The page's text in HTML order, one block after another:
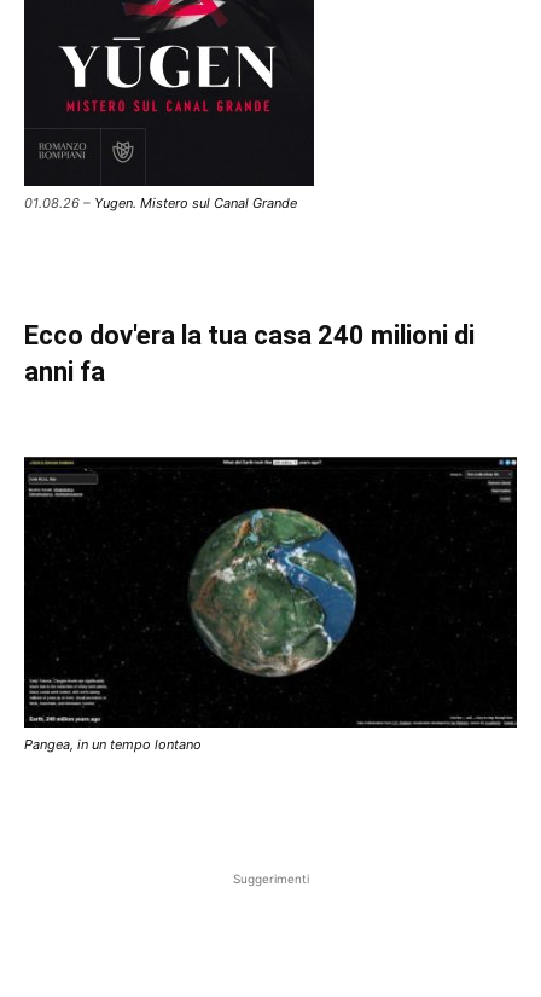
01.08.26 – Yugen. Mistero sul Canal Grande
Ecco dov'era la tua casa 240 milioni di
anni fa
Pangea, in un tempo lontano
Suggerimenti